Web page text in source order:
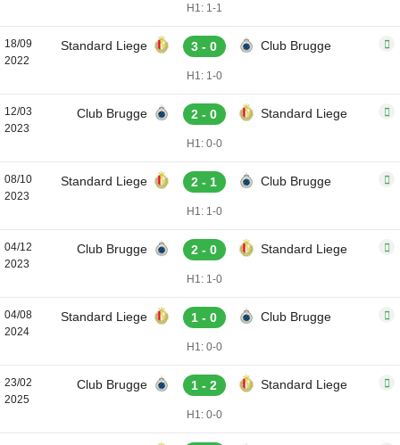
H1: 1-1
18/09
2022
Standard Liege 3 - 0 Club Brugge
H1: 1-0
12/03
2023
Club Brugge 2 - 0 Standard Liege
H1: 0-0
08/10
2023
Standard Liege 2 - 1 Club Brugge
H1: 1-0
04/12
2023
Club Brugge 2 - 0 Standard Liege
H1: 1-0
04/08
2024
Standard Liege 1 - 0 Club Brugge
H1: 0-0
23/02
2025
Club Brugge 1 - 2 Standard Liege
H1: 0-0